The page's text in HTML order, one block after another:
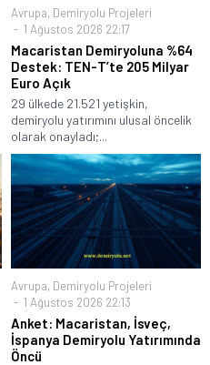
Avrupa, Demiryolu Projeleri
1 Ağustos 2026 22:17
Macaristan Demiryoluna %64
Destek: TEN-T’te 205 Milyar
Euro Açık
29 ülkede 21.521 yetişkin,
demiryolu yatırımını ulusal öncelik
olarak onayladı;...
Avrupa, Demiryolu Projeleri
1 Ağustos 2026 22:13
Anket: Macaristan, İsveç,
İspanya Demiryolu Yatırımında
Öncü